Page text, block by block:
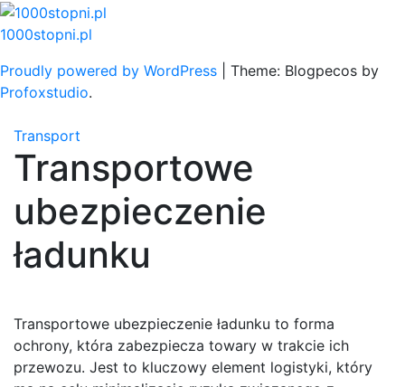
Skip
to
1000stopni.pl
Proudly powered by WordPress
Theme: Blogpecos by
Profoxstudio.
Transport
Transportowe
ubezpieczenie
ładunku
Transportowe ubezpieczenie ładunku to forma
ochrony, która zabezpiecza towary w trakcie ich
przewozu. Jest to kluczowy element logistyki, który